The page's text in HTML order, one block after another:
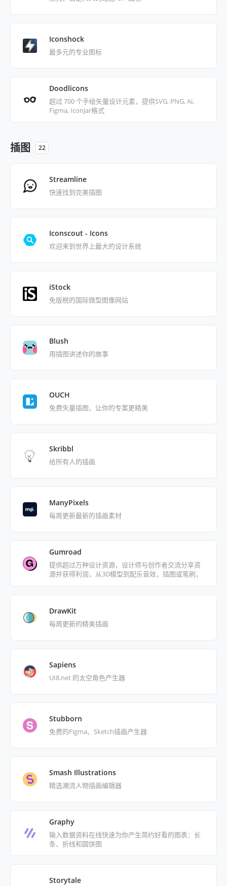
Iconshock
最多元的专业图标
Doodlicons
超过 700 个手绘矢量设计元素，提供SVG, PNG, Ai,
Figma, IconJar格式
插图 22
Streamline
快速找到完美插图
Iconscout - Icons
欢迎来到世界上最大的设计系统
iStock
免版税的国际微型图像网站
Blush
用插图讲述你的故事
OUCH
免费矢量插图，让你的专案更精美
Skribbl
给所有人的插画
ManyPixels
每周更新最新的插画素材
Gumroad
提供超过万种设计资源，设计师与创作者交流分享资
源并获得利润，从3D模型到配乐音效，插图或笔刷，
DrawKit
每周更新的精美插画
Sapiens
UI8.net 的太空角色产生器
Stubborn
免费的Figma、Sketch插画产生器
Smash Illustrations
精选潮流人物插画编辑器
Graphy
输入数据资料在线快速为你产生简约好看的图表：长
条、折线和圆饼图
Storytale